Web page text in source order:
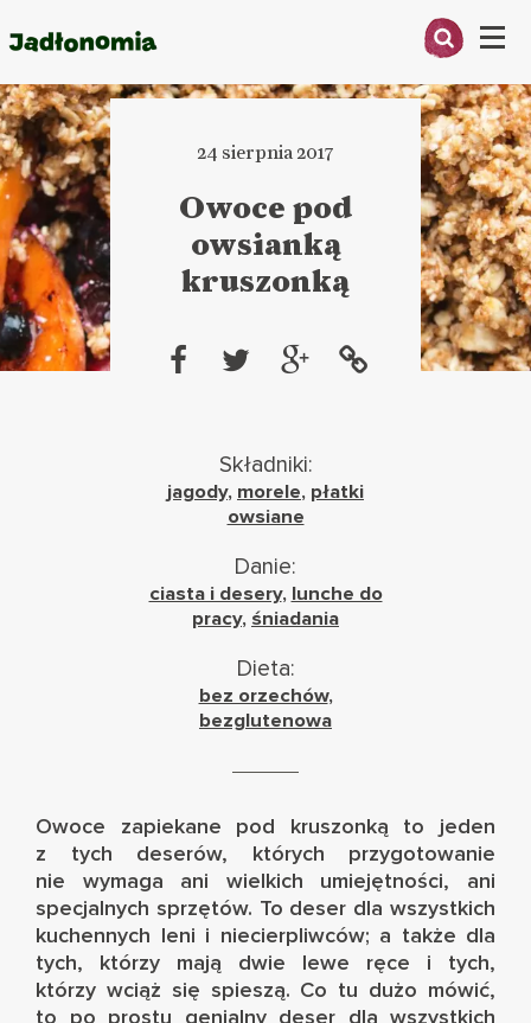
Menu
ARTYKUŁY
KSIĄŻKI
KONTAKT
24 sierpnia 2017
Owoce pod
owsianką
kruszonką
Składniki:
jagody, morele, płatki
owsiane
Danie:
ciasta i desery, lunche do
pracy, śniadania
Dieta:
bez orzechów,
bezglutenowa
Owoce zapiekane pod kruszonką to jeden
z tych deserów, których przygotowanie
nie wymaga ani wielkich umiejętności, ani
specjalnych sprzętów. To deser dla wszystkich
kuchennych leni i niecierpliwców; a także dla
tych, którzy mają dwie lewe ręce i tych,
którzy wciąż się spieszą. Co tu dużo mówić,
to po prostu genialny deser dla wszystkich